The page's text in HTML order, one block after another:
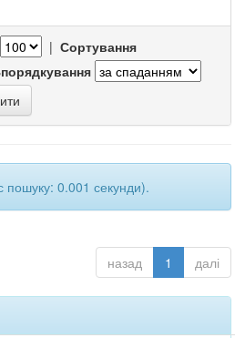
| Сортування
пошуку: 0.001 секунди).
назад 1 далі